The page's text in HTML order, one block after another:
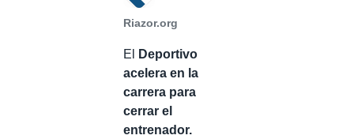
Riazor.org
El
Deportivo
acelera en la
carrera para
cerrar el
entrenador.